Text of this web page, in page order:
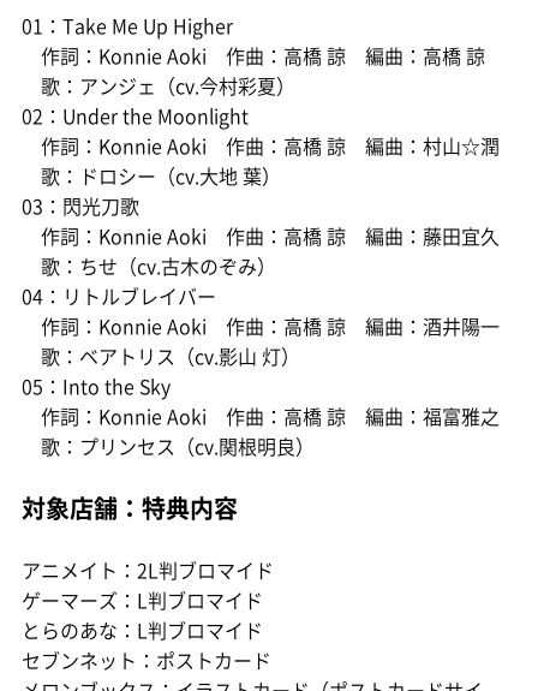
01：Take Me Up Higher
作詞：Konnie Aoki 作曲：高橋 諒 編曲：高橋 諒
歌：アンジェ（cv.今村彩夏）
02：Under the Moonlight
作詞：Konnie Aoki 作曲：高橋 諒 編曲：村山☆潤
歌：ドロシー（cv.大地 葉）
03：閃光刀歌
作詞：Konnie Aoki 作曲：高橋 諒 編曲：藤田宜久
歌：ちせ（cv.古木のぞみ）
04：リトルブレイバー
作詞：Konnie Aoki 作曲：高橋 諒 編曲：酒井陽一
歌：ベアトリス（cv.影山 灯）
05：Into the Sky
作詞：Konnie Aoki 作曲：高橋 諒 編曲：福富雅之
歌：プリンセス（cv.関根明良）
対象店舗：特典内容
アニメイト：2L判ブロマイド
ゲーマーズ：L判ブロマイド
とらのあな：L判ブロマイド
セブンネット：ポストカード